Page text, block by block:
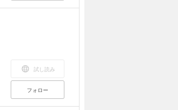
試し読み
フォロー